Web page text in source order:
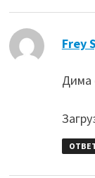
Frey
Дима